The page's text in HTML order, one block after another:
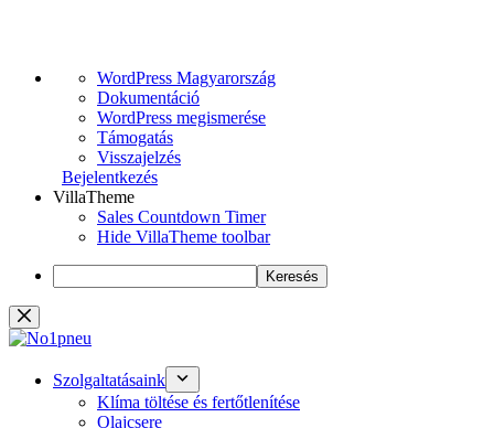
WordPress,
csodás
WordPress Magyarország
Dokumentáció
WordPress megismerése
Támogatás
Visszajelzés
Bejelentkezés
VillaTheme
Sales Countdown Timer
Hide VillaTheme toolbar
Keresés
Skip
to
content
Szolgaltatásaink
Klíma töltése és fertőtlenítése
Olajcsere